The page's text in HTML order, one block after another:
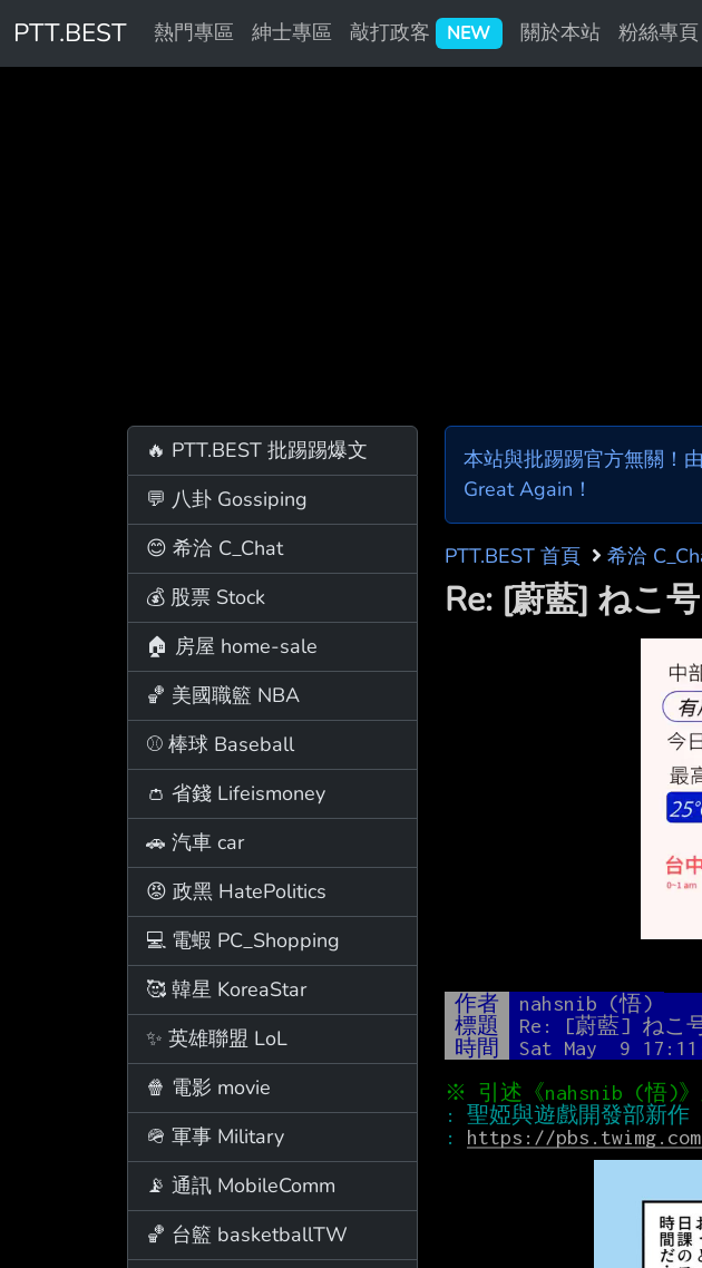
PTT.BEST 熱門專區 紳士專區 敲打政客 NEW 關於本站 粉絲專頁
🔥 PTT.BEST 批踢踢爆文
💬 八卦 Gossiping
😊 希洽 C_Chat
💰 股票 Stock
🏠 房屋 home-sale
🏀 美國職籃 NBA
⚾ 棒球 Baseball
👛 省錢 Lifeismoney
🚗 汽車 car
😡 政黑 HatePolitics
💻 電蝦 PC_Shopping
🥰 韓星 KoreaStar
✨ 英雄聯盟 LoL
🍿 電影 movie
🪖 軍事 Military
📡 通訊 MobileComm
🏀 台籃 basketballTW
本站與批踢踢官方無關！
Great Again！
PTT.BEST 首頁 希洽
Re: [蔚藍] ねこ
作者 nahsnib (悟)
標題
Re: [蔚藍] ねこ
時間
Sat May  9
: https://pbs.twimg.com/